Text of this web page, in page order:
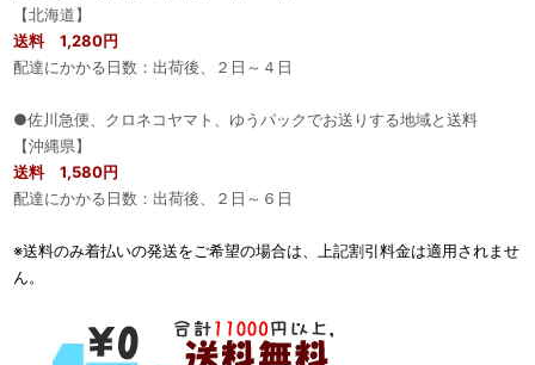
【北海道】
送料 1,280円
配達にかかる日数：出荷後、２日～４日
●佐川急便、クロネコヤマト、ゆうパックでお送りする地域と送料
【沖縄県】
送料 1,580円
配達にかかる日数：出荷後、２日～６日
※送料のみ着払いの発送をご希望の場合は、上記割引料金は適用されませ
ん。